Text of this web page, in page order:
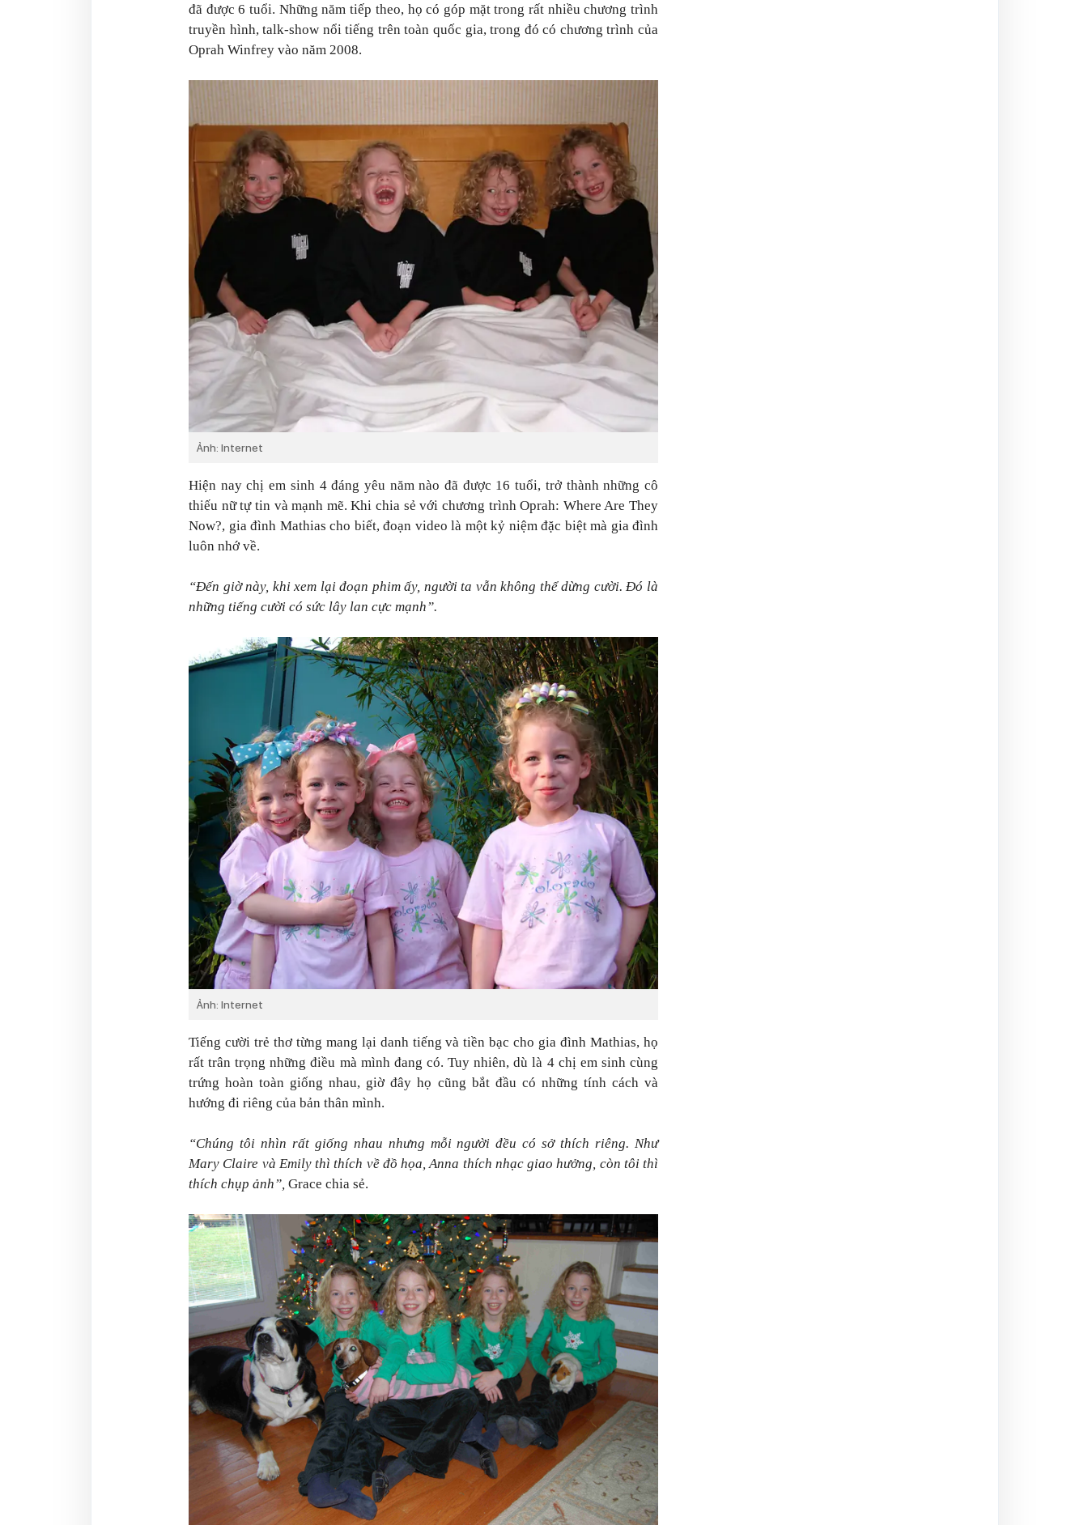
đã được 6 tuổi. Những năm tiếp theo, họ có góp mặt trong rất nhiều chương trình
truyền hình, talk-show nổi tiếng trên toàn quốc gia, trong đó có chương trình của
Oprah Winfrey vào năm 2008.
Ảnh: Internet
Hiện nay chị em sinh 4 đáng yêu năm nào đã được 16 tuổi, trở thành những cô
thiếu nữ tự tin và mạnh mẽ. Khi chia sẻ với chương trình Oprah: Where Are They
Now?, gia đình Mathias cho biết, đoạn video là một kỷ niệm đặc biệt mà gia đình
luôn nhớ về.
“Đến giờ này, khi xem lại đoạn phim ấy, người ta vẫn không thể dừng cười. Đó là
những tiếng cười có sức lây lan cực mạnh”.
Ảnh: Internet
Tiếng cười trẻ thơ từng mang lại danh tiếng và tiền bạc cho gia đình Mathias, họ
rất trân trọng những điều mà mình đang có. Tuy nhiên, dù là 4 chị em sinh cùng
trứng hoàn toàn giống nhau, giờ đây họ cũng bắt đầu có những tính cách và
hướng đi riêng của bản thân mình.
“Chúng tôi nhìn rất giống nhau nhưng mỗi người đều có sở thích riêng. Như
Mary Claire và Emily thì thích về đồ họa, Anna thích nhạc giao hưởng, còn tôi thì
thích chụp ảnh”, Grace chia sẻ.